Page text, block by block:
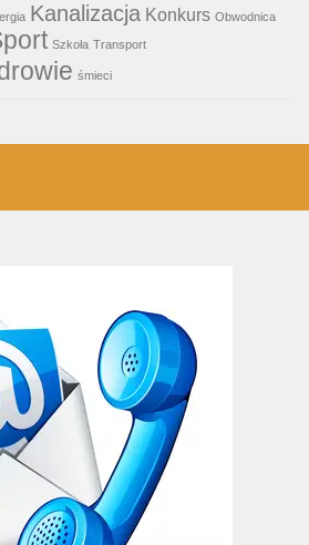
Kanalizacja Konkurs Obwodnica
Szkoła Transport
śmieci